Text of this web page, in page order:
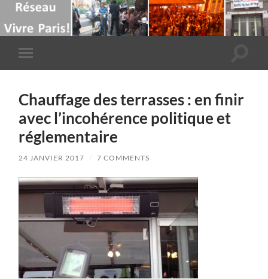
Toggle
mobile
Chauffage des terrasses : en finir
avec l’incohérence politique et
réglementaire
24 JANVIER 2017 / 7 COMMENTS